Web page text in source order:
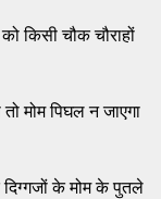
किसी चौक चौराहों
तो मोम पिघल न जाएगा
दिग्गजों के मोम के पुतले